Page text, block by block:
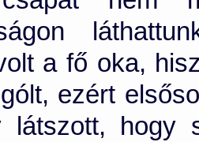
a fő oka,
ezért
látszott, hogy